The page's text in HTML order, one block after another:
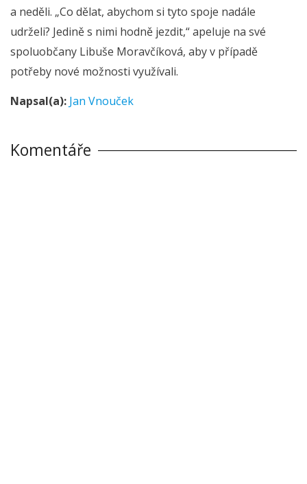
a neděli. „Co dělat, abychom si tyto spoje nadále
udrželi? Jedině s nimi hodně jezdit,“ apeluje na své
spoluobčany Libuše Moravčíková, aby v případě
potřeby nové možnosti využívali.
Napsal(a): Jan Vnouček
Komentáře